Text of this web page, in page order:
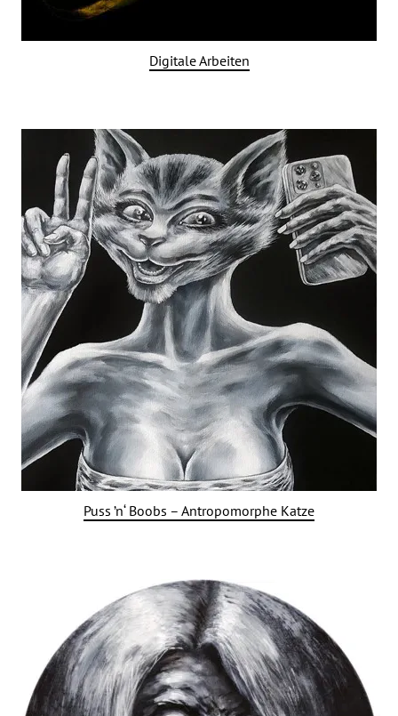
Digitale Arbeiten
Puss ’n‘ Boobs – Antropomorphe Katze